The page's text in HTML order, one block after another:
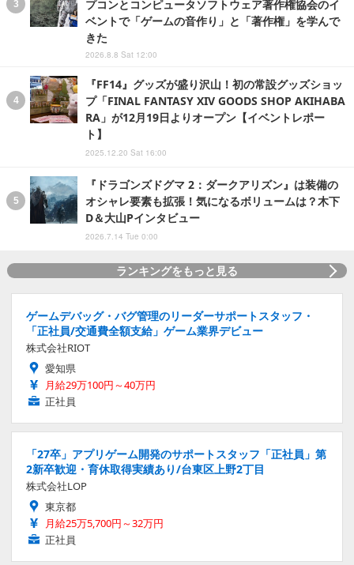
プコンとコンピュータソフトウェア著作権協会のイ
ベントで「ゲームの音作り」と「著作権」を学んで
きた
2026.8.8 Sat 12:00
『FF14』グッズが盛り沢山！初の常設グッズショッ
プ「FINAL FANTASY XIV GOODS SHOP AKIHABA
RA」が12月19日よりオープン【イベントレポー
ト】
2025.12.20 Sat 16:00
『ドラゴンズドグマ 2：ダークアリズン』は装備の
オシャレ要素も拡張！気になるボリュームは？木下
D＆大山Pインタビュー
2026.7.14 Tue 0:00
ランキングをもっと見る
ゲームデバッグ・バグ管理のリーダーサポートスタッフ・
「正社員/交通費全額支給」ゲーム業界デビュー
株式会社RIOT
愛知県
月給29万100円～40万円
正社員
「27卒」アプリゲーム開発のサポートスタッフ「正社員」第
2新卒歓迎・育休取得実績あり/台東区上野2丁目
株式会社LOP
東京都
月給25万5,700円～32万円
正社員